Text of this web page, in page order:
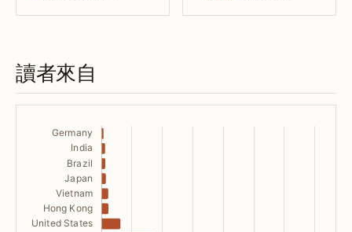
讀者來自